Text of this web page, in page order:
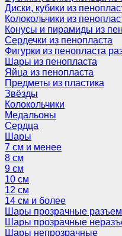
Диски, кубики из
Колокольчики из
Конусы и пирамиды из
Сердечки из пенопласта
Фигурки из пенопласта
Шары из пенопласта
Яйца из пенопласта
Предметы из пластика
Звёзды
Колокольчики
Медальоны
Сердца
Шары
7 см и менее
8 см
9 см
10 см
12 см
14 см и более
Шары прозрачные
Шары прозрачные
Шары непрозрачные